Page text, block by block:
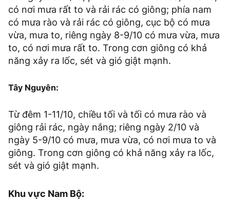
có nơi mưa rất to và rải rác có giông; phía nam
có mưa rào và rải rác có giông, cục bộ có mưa
vừa, mưa to, riêng ngày 8-9/10 có mưa vừa, mưa
to, có nơi mưa rất to. Trong cơn giông có khả
năng xảy ra lốc, sét và gió giật mạnh.
Tây Nguyên:
Từ đêm 1-11/10, chiều tối và tối có mưa rào và
giông rải rác, ngày nắng; riêng ngày 2/10 và
ngày 5-9/10 có mưa, mưa vừa, có nơi mưa to và
giông. Trong cơn giông có khả năng xảy ra lốc,
sét và gió giật mạnh.
Khu vực Nam Bộ: